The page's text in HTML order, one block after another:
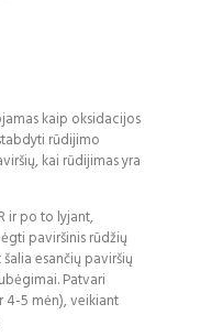
kaip oksidacijos
rūdijimo
kai rūdijimas yra
ir po to lyjant,
paviršinis rūdžių
esančių paviršių
Patvari
4-5 mėn), veikiant